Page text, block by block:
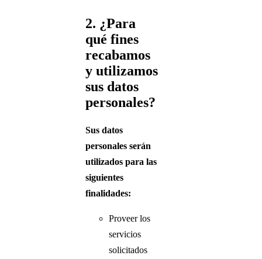
2. ¿Para
qué fines
recabamos
y utilizamos
sus datos
personales?
Sus datos
personales serán
utilizados para las
siguientes
finalidades:
Proveer los
servicios
solicitados